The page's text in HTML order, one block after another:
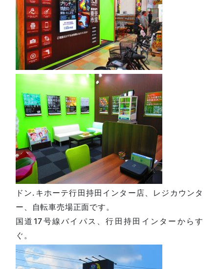
ドン.キホーテ行田持田インター店、レジカウンタ
ー、自転車売場正面です。
国道17号線バイパス、行田持田インターからす
ぐ。